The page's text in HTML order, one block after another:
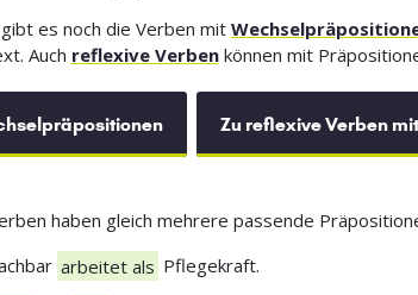
es noch die Verben mit
Auch reflexive Verbenkönnen mit
Zu reflexive Verben
haben gleich mehrere passende
arbeitet als Pflegekraft.